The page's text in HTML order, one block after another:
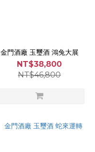
金門酒廠 玉璽酒 鴻兔大展
NT$38,800
NT$46,800